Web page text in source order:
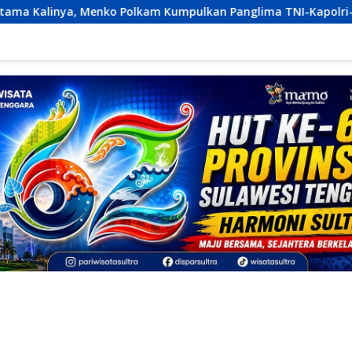
Polkam Kumpulkan Panglima TNI-Kapolri-Jaksa Agung: